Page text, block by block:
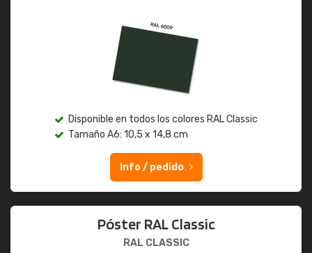
Disponible en todos los colores RAL Classic
Tamaño A6: 10,5 x 14,8 cm
Info / pedido
Póster RAL Classic
RAL CLASSIC